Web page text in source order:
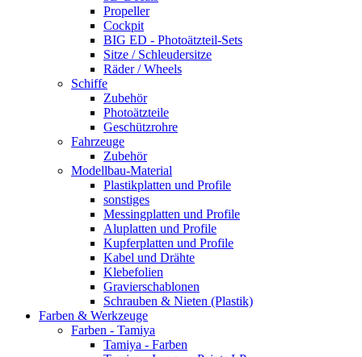
Propeller
Cockpit
BIG ED - Photoätzteil-Sets
Sitze / Schleudersitze
Räder / Wheels
Schiffe
Zubehör
Photoätzteile
Geschützrohre
Fahrzeuge
Zubehör
Modellbau-Material
Plastikplatten und Profile
sonstiges
Messingplatten und Profile
Aluplatten und Profile
Kupferplatten und Profile
Kabel und Drähte
Klebefolien
Gravierschablonen
Schrauben & Nieten (Plastik)
Farben & Werkzeuge
Farben - Tamiya
Tamiya - Farben